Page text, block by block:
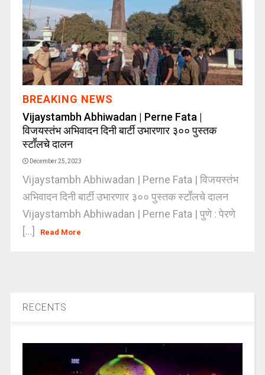
BREAKING NEWS
Vijaystambh Abhiwadan | Perne Fata |
विजयस्तंभ अभिवादन दिनी बार्टी उभारणार ३०० पुस्तक
स्टाॕलचे दालन
December 25, 2023
Vijaystambh Abhiwadan | Perne Fata | विजयस्तंभ
अभिवादन दिनी बार्टी उभारणार ३०० पुस्तक स्टाॕलचे दालन
Vijaystambh Abhiwadan | Perne Fata | पुणे : पेरणे
[...]
Read More
RECENTS